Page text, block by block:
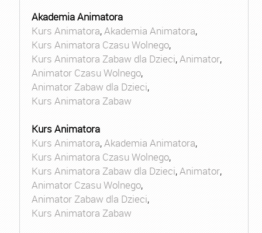
Akademia Animatora
Kurs Animatora,Akademia Animatora,
Kurs Animatora Czasu Wolnego,
Kurs Animatora Zabaw dla Dzieci,Animator,
Animator Czasu Wolnego,
Animator Zabaw dla Dzieci,
Kurs Animatora Zabaw
Kurs Animatora
Kurs Animatora,Akademia Animatora,
Kurs Animatora Czasu Wolnego,
Kurs Animatora Zabaw dla Dzieci,Animator,
Animator Czasu Wolnego,
Animator Zabaw dla Dzieci,
Kurs Animatora Zabaw